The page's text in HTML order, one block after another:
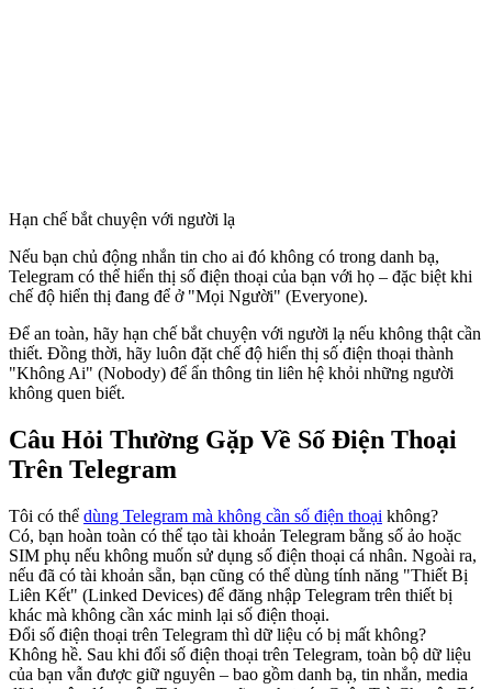
Hạn chế bắt chuyện với người lạ
Nếu bạn chủ động nhắn tin cho ai đó không có trong danh bạ,
Telegram có thể hiển thị số điện thoại của bạn với họ – đặc biệt khi
chế độ hiển thị đang để ở "Mọi Người" (Everyone).
Để an toàn, hãy hạn chế bắt chuyện với người lạ nếu không thật cần
thiết. Đồng thời, hãy luôn đặt chế độ hiển thị số điện thoại thành
"Không Ai" (Nobody) để ẩn thông tin liên hệ khỏi những người
không quen biết.
Câu Hỏi Thường Gặp Về Số Điện Thoại
Trên Telegram
Tôi có thể dùng Telegram mà không cần số điện thoại không?
Có, bạn hoàn toàn có thể tạo tài khoản Telegram bằng số ảo hoặc
SIM phụ nếu không muốn sử dụng số điện thoại cá nhân. Ngoài ra,
nếu đã có tài khoản sẵn, bạn cũng có thể dùng tính năng "Thiết Bị
Liên Kết" (Linked Devices) để đăng nhập Telegram trên thiết bị
khác mà không cần xác minh lại số điện thoại.
Đổi số điện thoại trên Telegram thì dữ liệu có bị mất không?
Không hề. Sau khi đổi số điện thoại trên Telegram, toàn bộ dữ liệu
của bạn vẫn được giữ nguyên – bao gồm danh bạ, tin nhắn, media